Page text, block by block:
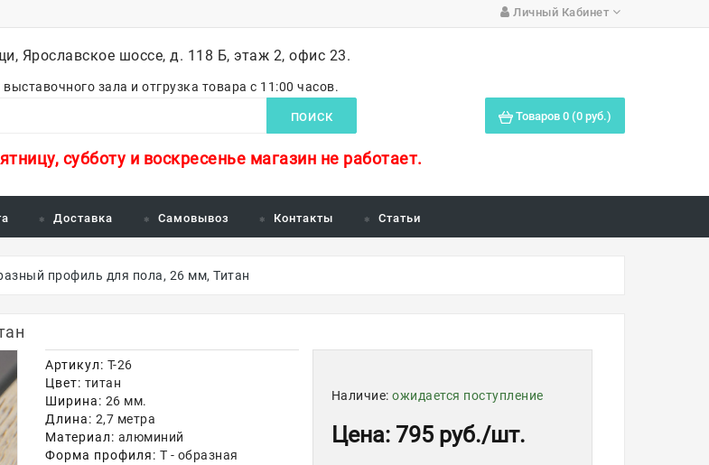
Личный Кабинет
Ярославское шоссе, д. 118 Б, этаж 2, офис 23.
выставочного зала и отгрузка товара с 11:00 часов.
ПОИСК Товаров 0 (0 руб.)
субботу и воскресенье магазин не работает.
Доставка Самовывоз Контакты Статьи
профиль для пола, 26 мм, Титан
Артикул: Т-26
Цвет: титан
Ширина: 26 мм.
Длина: 2,7 метра
Материал: алюминий
Форма профиля: Т - образная
Наличие: ожидается поступление
Цена: 795 руб./шт.